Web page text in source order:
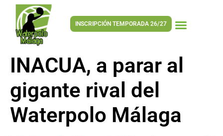
INSCRIPCIÓN TEMPORADA 26/27
INACUA, a parar al
gigante rival del
Waterpolo Málaga